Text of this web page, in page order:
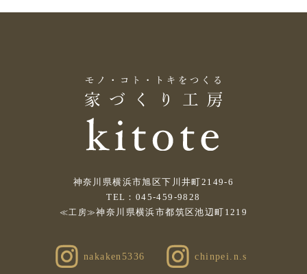
神奈川県横浜市旭区下川井町2149-6
TEL：045-459-9828
≪工房≫神奈川県横浜市都筑区池辺町1219
nakaken5336 chinpei.n.s